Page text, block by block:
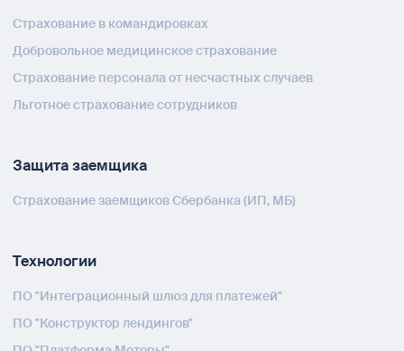
Страхование в командировках
Добровольное медицинское страхование
Страхование персонала от несчастных случаев
Льготное страхование сотрудников
Защита заемщика
Страхование заемщиков Сбербанка (ИП, МБ)
Технологии
ПО "Интеграционный шлюз для платежей"
ПО "Конструктор лендингов"